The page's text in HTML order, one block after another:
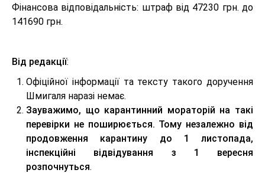
Фінансова відповідальність: штраф від 47230 грн. до
141690 грн.
Від редакції:
Офіційної інформації та тексту такого доручення
Шмигаля наразі немає.
Зауважимо, що карантинний мораторій на такі
перевірки не поширюється. Тому незалежно від
продовження карантину до 1 листопада,
інспекційні відвідування з 1 вересня
розпочнуться.